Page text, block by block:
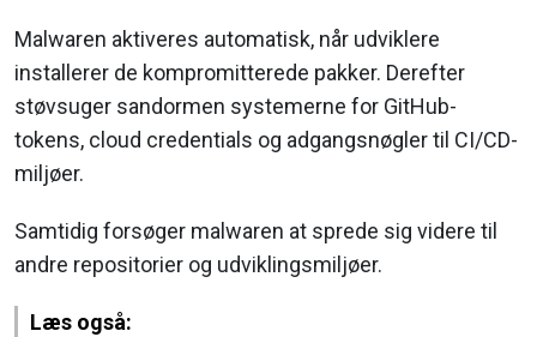
Malwaren aktiveres automatisk, når udviklere
installerer de kompromitterede pakker. Derefter
støvsuger sandormen systemerne for GitHub-
tokens, cloud credentials og adgangsnøgler til CI/CD-
miljøer.
Samtidig forsøger malwaren at sprede sig videre til
andre repositorier og udviklingsmiljøer.
Læs også: